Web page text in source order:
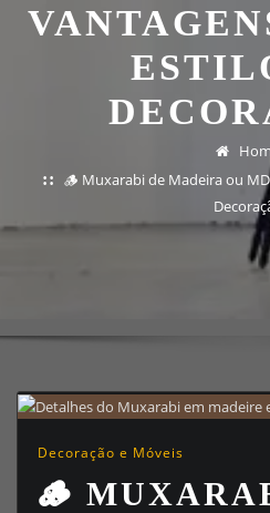
🪵 Muxarabi de Madeira ou
Decoração e Móveis
🪵